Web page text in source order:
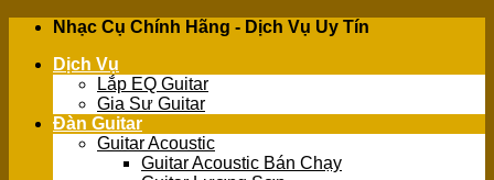
Skip
content
Nhạc Cụ Chính Hãng - Dịch Vụ Uy Tín
Dịch Vụ
Lắp EQ Guitar
Gia Sư Guitar
Đàn Guitar
Guitar Acoustic
Guitar Acoustic Bán Chạy